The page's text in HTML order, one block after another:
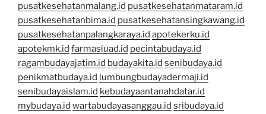
pusatkesehatanmalang.id pusatkesehatanmataram.id
pusatkesehatanbima.id pusatkesehatansingkawang.id
pusatkesehatanpalangkaraya.id apotekerku.id
apotekmk.id farmasiuad.id pecintabudaya.id
ragambudayajatim.id budayakita.id senibudaya.id
penikmatbudaya.id lumbungbudayadermaji.id
senibudayaislam.id kebudayaantanahdatar.id
mybudaya.id wartabudayasanggau.id sribudaya.id